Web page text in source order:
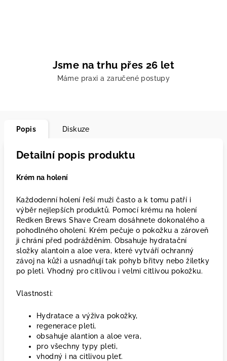
Jsme na trhu přes 26 let
Máme praxi a zaručené postupy
Popis Diskuze
Detailní popis produktu
Krém na holení
Každodenní holení řeší muži často a k tomu patří i
výběr nejlepších produktů. Pomocí krému na holení
Redken Brews Shave Cream dosáhnete dokonalého a
pohodlného oholení. Krém pečuje o pokožku a zároveň
ji chrání před podrážděním. Obsahuje hydratační
složky alantoin a aloe vera, které vytváří ochranný
závoj na kůži a usnadňují tak pohyb břitvy nebo žiletky
po pleti. Vhodný pro citlivou i velmi citlivou pokožku.
Vlastnosti:
Hydratace a výživa pokožky,
regenerace pleti,
obsahuje alantion a aloe vera,
pro všechny typy pleti,
vhodný i na citlivou pleť.